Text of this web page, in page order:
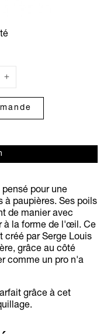
pour une
à paupières. Ses poils
de manier avec
à la forme de l'œil. Ce
créé par Serge Louis
grâce au côté
comme un pro n'a
grâce à cet